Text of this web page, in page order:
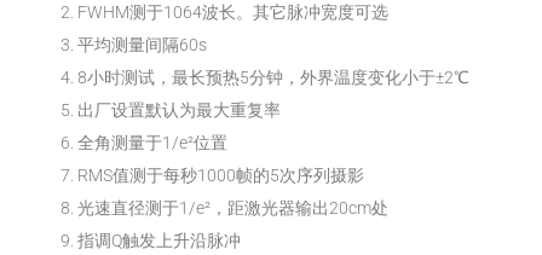
2. FWHM测于1064波长。其它脉冲宽度可选
3. 平均测量间隔60s
4. 8小时测试，最长预热5分钟，外界温度变化小于±2℃
5. 出厂设置默认为最大重复率
6. 全角测量于1/e²位置
7. RMS值测于每秒1000帧的5次序列摄影
8. 光速直径测于1/e²，距激光器输出20cm处
9. 指调Q触发上升沿脉冲